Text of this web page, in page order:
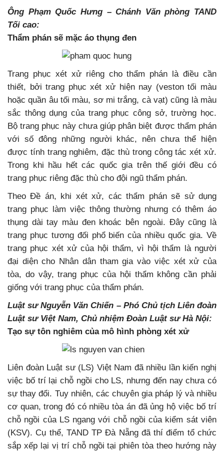
Ông Phạm Quốc Hưng – Chánh Văn phòng TAND
Tối cao:
Thẩm phán sẽ mặc áo thụng đen
Trang phục xét xử riêng cho thẩm phán là điều cần
thiết, bởi trang phục xét xử hiện nay (veston tối màu
hoặc quần âu tối màu, sơ mi trắng, cà vạt) cũng là màu
sắc thông dụng của trang phục công sở, trường học.
Bộ trang phục này chưa giúp phân biệt được thẩm phán
với số đông những người khác, nên chưa thể hiện
được tính trang nghiêm, đặc thù trong công tác xét xử.
Trong khi hầu hết các quốc gia trên thế giới đều có
trang phục riêng đặc thù cho đội ngũ thẩm phán.
Theo Đề án, khi xét xử, các thẩm phán sẽ sử dụng
trang phục làm việc thông thường nhưng có thêm áo
thụng dài tay màu đen khoác bên ngoài. Đây cũng là
trang phục tương đối phổ biến của nhiều quốc gia. Về
trang phục xét xử của hội thẩm, vì hội thẩm là người
đại diện cho Nhân dân tham gia vào việc xét xử của
tòa, do vậy, trang phục của hội thẩm không cần phải
giống với trang phục của thẩm phán.
Luật sư Nguyễn Văn Chiến – Phó Chủ tịch Liên đoàn
Luật sư Việt Nam, Chủ nhiệm Đoàn Luật sư Hà Nội:
Tạo sự tôn nghiêm của mô hình phòng xét xử
Liên đoàn Luật sư (LS) Việt Nam đã nhiều lần kiến nghị
việc bố trí lại chỗ ngồi cho LS, nhưng đến nay chưa có
sự thay đổi. Tuy nhiên, các chuyên gia pháp lý và nhiều
cơ quan, trong đó có nhiều tòa án đã ủng hộ việc bố trí
chỗ ngồi của LS ngang với chỗ ngồi của kiểm sát viên
(KSV). Cụ thể, TAND TP Đà Nẵng đã thí điểm tổ chức
sắp xếp lại vị trí chỗ ngồi tại phiên tòa theo hướng này